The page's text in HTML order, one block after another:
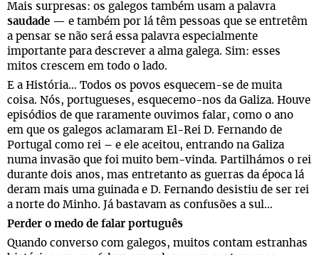
Mais surpresas: os galegos também usam a palavra
saudade — e também por lá têm pessoas que se entretêm
a pensar se não será essa palavra especialmente
importante para descrever a alma galega. Sim: esses
mitos crescem em todo o lado.
E a História… Todos os povos esquecem-se de muita
coisa. Nós, portugueses, esquecemo-nos da Galiza. Houve
episódios de que raramente ouvimos falar, como o ano
em que os galegos aclamaram El-Rei D. Fernando de
Portugal como rei – e ele aceitou, entrando na Galiza
numa invasão que foi muito bem-vinda. Partilhámos o rei
durante dois anos, mas entretanto as guerras da época lá
deram mais uma guinada e D. Fernando desistiu de ser rei
a norte do Minho. Já bastavam as confusões a sul…
Perder o medo de falar português
Quando converso com galegos, muitos contam estranhas